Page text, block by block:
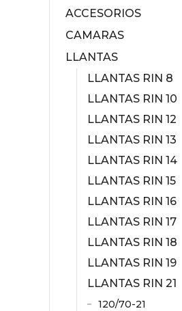
ACCESORIOS
CAMARAS
LLANTAS
LLANTAS RIN 8
LLANTAS RIN 10
LLANTAS RIN 12
LLANTAS RIN 13
LLANTAS RIN 14
LLANTAS RIN 15
LLANTAS RIN 16
LLANTAS RIN 17
LLANTAS RIN 18
LLANTAS RIN 19
LLANTAS RIN 21
120/70-21